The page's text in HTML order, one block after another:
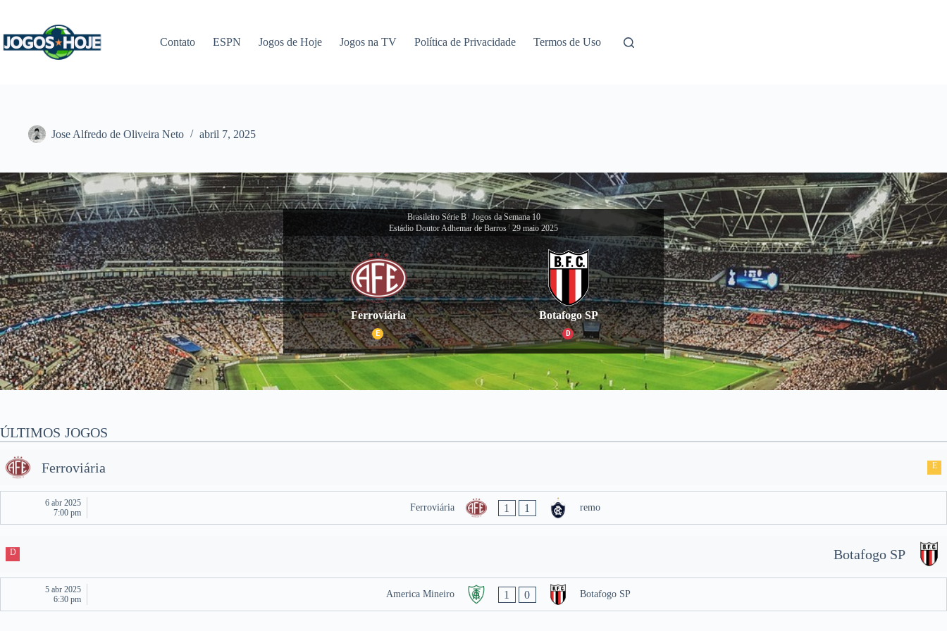
conteúdo
Contato ESPN Jogos de Hoje Jogos na TV Política de Privacidade Termos de Uso
Jose Alfredo de Oliveira Neto abril 7, 2025
Brasileiro Série B
Jogos da Semana 10
Estádio Doutor Adhemar de Barros | 29 maio 2025
Ferroviária
E
Botafogo SP
D
ÚLTIMOS JOGOS
Ferroviária E
6 abr 2025
7:00 pm
Ferroviária 1 1 remo
Botafogo SP
D
5 abr 2025
6:30 pm
America Mineiro 1 0 Botafogo SP